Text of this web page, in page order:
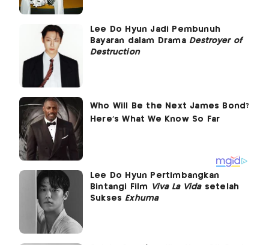
Lee Do Hyun Jadi Pembunuh
Bayaran dalam Drama Destroyer of
Destruction
Lee Do Hyun Pertimbangkan
Bintangi Film
Viva La Vidasetelah
Sukses Exhuma